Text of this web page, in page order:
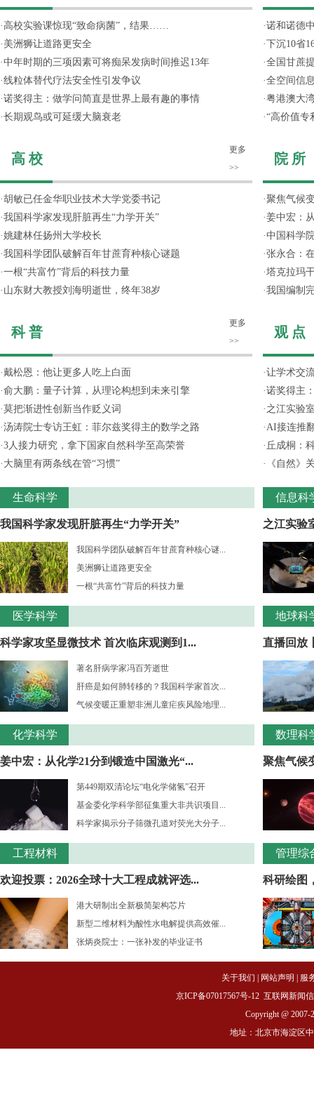
· 高校实验课惊现“致命病菌”，结果……
· 美洲狮让道路更安全
·中年时期的三项因素可将痴呆发病时间推迟13年
·线粒体替代疗法安全性引发争议
·诺奖得主：做学问简直是世界上最有趣的事情
·长期观鸟或可延缓大脑衰老
高 校
更多
>>
·胡敏已任金华职业技术大学党委书记
·我国科学家发现肝脏再生“力学开关”
·姚建林任扬州大学校长
·我国科学团队破解百年甘蔗育种核心谜题
·一根“共富竹”背后的科技力量
· 山东财大教授刘海明逝世，终年38岁
科 普
更多
>>
·戴松恩：他让更多人吃上白面
·俞大鹏：量子计算，从理论构想到未来引擎
·莫把渐进性创新当作贬义词
·汤涛院士专访王虹：菲尔兹奖得主的数学之路
·3人接力研究，拿下国家自然科学至高荣誉
· 大脑里有两条线在管“习惯”
生命科学
我国科学家发现肝脏再生“力学开关”
我国科学团队破解百年甘蔗育种核心谜...
美洲狮让道路更安全
一根“共富竹”背后的科技力量
医学科学
科学家攻坚显微技术 首次临床观测到1...
著名肝病学家冯百芳逝世
肝癌是如何肺转移的？我国科学家首次...
气候变暖正重塑非洲儿童疟疾风险地理...
化学科学
姜中宏：从化学21分到锻造中国激光“...
第449期双清论坛“电化学储氢”召开
基金委化学科学部征集重大非共识项目...
科学家揭示分子筛微孔道对荧光大分子...
工程材料
欢迎投票：2026全球十大工程成就评选...
港大研制出全新极简架构芯片
新型二维材料为酸性水电解提供高效催...
张炳炎院士：一张补发的毕业证书
·诺和诺德
·下沉10省
·全国甘蔗
·全空间信
·粤港澳大
·“高价值专
院 所
·聚焦气候
·姜中宏：
·中国科学
·张永合：
·塔克拉玛
·我国编制
观 点
·让学术交
·诺奖得主
· 之江实验
·AI接连推
· 丘成桐：
·
《自然》
信息科
之江实验
地球科
直播回放
数理科
聚焦气候
管理综
科研绘图
关于我们 网站声明
服
京ICP备07017567号-12 互联网新闻
Copyright @ 2007-
地址：北京市海淀区